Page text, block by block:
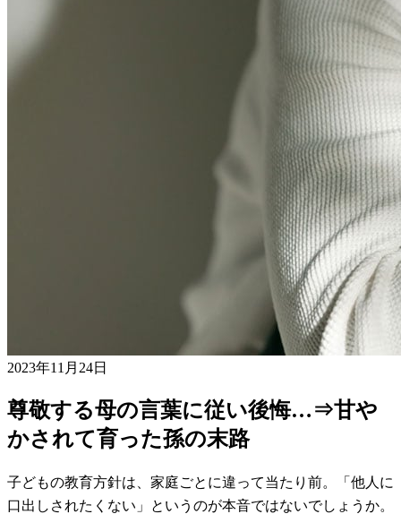
2023年11月24日
尊敬する母の言葉に従い後悔…⇒甘や
かされて育った孫の末路
子どもの教育方針は、家庭ごとに違って当たり前。「他人に
口出しされたくない」というのが本音ではないでしょうか。